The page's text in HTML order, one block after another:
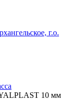
г.о.
10 мм